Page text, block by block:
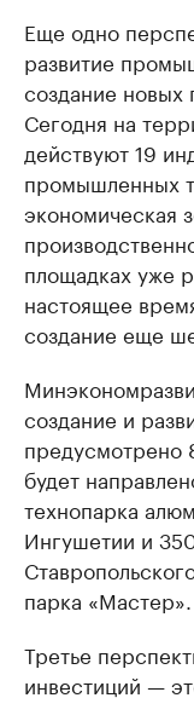
Еще одно
развитие
создание новых
Сегодня на
действуют 19
промышленных
экономическая
площадках уже
настоящее
создание еще
создание и
будет
технопарка
Ингушетии и
парка «Мастер».
Третье
инвестиций —